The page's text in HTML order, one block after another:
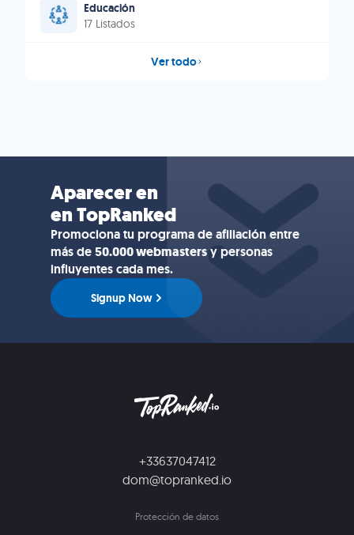
Educación
17 Listados
Ver todo
Aparecer en
en TopRanked
Promociona tu programa de afiliación entre
más de50.000 webmastersy personas
influyentes cada mes.
Signup Now
+33637047412
dom@topranked.io
Protección de datos